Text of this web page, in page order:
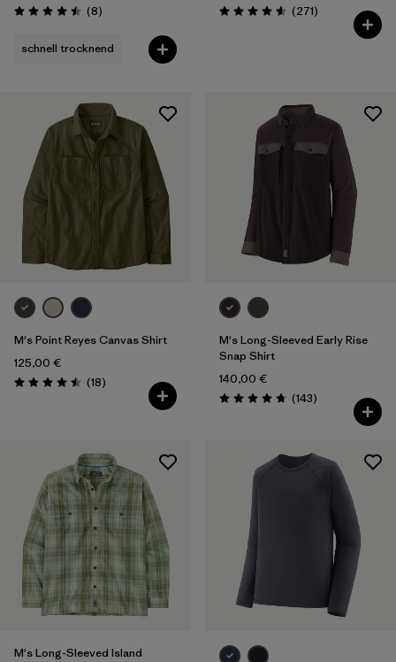
Bewertung: 4.5 / 5
(8Rezensionen
)
schnell trocknend
Bewertung: 4.6 / 5
(271Rezensionen
)
M's Point Reyes Canvas Shirt
125,00 €
Bewertung: 4.5 / 5
(18Rezensionen
)
M's Long-Sleeved Early Rise
Snap Shirt
140,00 €
Bewertung: 4.7 / 5
(143Rezensionen
)
M's Long-Sleeved Island